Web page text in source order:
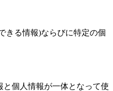
きる情報)ならびに特定の個
個人情報が一体となって使